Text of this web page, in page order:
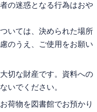
の迷惑となる行為はおや
いては、決められた場所
のうえ、ご使用をお願い
切な財産です。資料への
いでください。
荷物を図書館でお預かり